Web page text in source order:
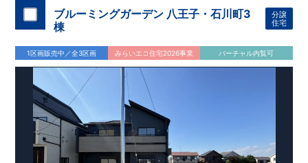
ります。 ・設計、施工、営業が互いに協力しあい、最良のプラ
ンを提供いたします。 ・不要な中間マージンを抑えることで、
コストダウンに努めています。
・東栄住宅
の建物は、国が定めた耐震等級で3を取得。建築基準法で定め
られた、｢数百年に一度発生する地震に対して、倒壊、崩壊しな
い。｣という基準から、さらに
す。
【住宅性能評価ダブル取得】
設計段階で、国が認めた第三者機関が評価しています。
住宅性能評価：評価を受けた図面通りに施工されているか、建
設までに、計4回のチェックが行われます。
でなく、現場の施工状況を検査した上で、品質を保証していま
す。
【充実のアフターサポート】
・東栄住宅では、お引渡し後最大10回の無料定期点検と、
年
間の品質保証を実施。お引渡しからが本当のお付き合いだと考
え、アフターサービスを外部の業者に委託せず、東栄住宅グル
ープ「東栄ホームサービス株式会社」にて責任をもって対応い
たします。
ブルーミングガーデン 八王子・石川町3
棟
分譲
住宅
1区画販売中／全3区画 みらいエコ住宅2026事業 バーチャル内覧可